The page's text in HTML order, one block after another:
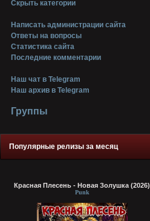
Скрыть категории
Написать администрации сайта
Ответы на вопросы
Статистика сайта
Последние комментарии
Наш чат в Telegram
Наш архив в Telegram
Группы
Популярные релизы за месяц
Красная Плесень - Новая Золушка (2026)
Punk